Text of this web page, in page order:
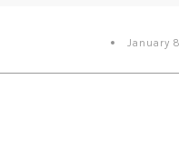
January